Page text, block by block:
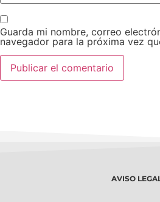
Guarda mi nombre, correo
navegador para la próxima vez
AVISO